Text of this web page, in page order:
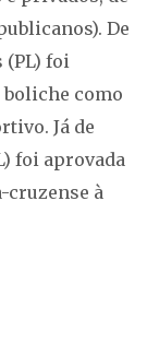
De
(PL) foi
boliche como
Já de
foi aprovada
cruzense à